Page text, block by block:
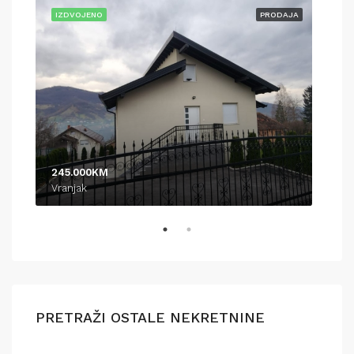
PRODAJA
IZDVOJENO
245.000KM
Vranjak
PRETRAŽI OSTALE NEKRETNINE